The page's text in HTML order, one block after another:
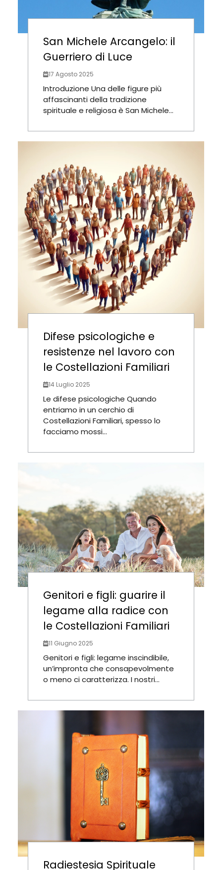
San Michele Arcangelo: il
Guerriero di Luce
17 Agosto 2025
Introduzione Una delle figure più
affascinanti della tradizione
spirituale e religiosa è San Michele...
Difese psicologiche e
resistenze nel lavoro con
le Costellazioni Familiari
14 Luglio 2025
Le difese psicologiche Quando
entriamo in un cerchio di
Costellazioni Familiari, spesso lo
facciamo mossi...
Genitori e figli: guarire il
legame alla radice con
le Costellazioni Familiari
11 Giugno 2025
Genitori e figli: legame inscindibile,
un’impronta che consapevolmente
o meno ci caratterizza. I nostri...
Radiestesia Spirituale